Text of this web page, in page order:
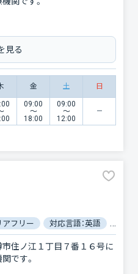
見る
金 土 日
09:00
〜
18:00
09:00
〜
12:00
アフリー 対応言語：英語
住ノ江１丁目７番１６号に
です。